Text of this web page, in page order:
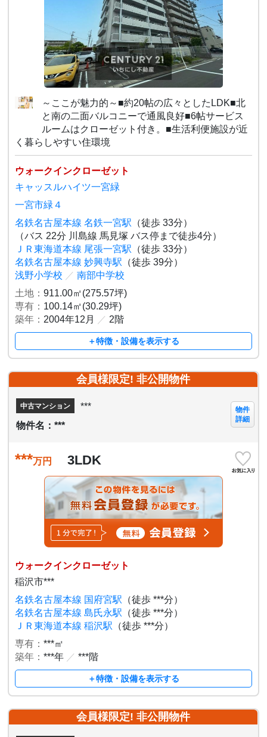
～ここが魅力的～■約20帖の広々としたLDK■北
と南の二面バルコニーで通風良好■6帖サービス
ルームはクローゼット付き。■生活利便施設が近
く暮らしやすい住環境
ウォークインクローゼット
キャッスルハイツ一宮緑
一宮市緑４
名鉄名古屋本線 名鉄一宮駅 （徒歩 33分）
（バス 22分 川島線 馬見塚 バス停まで徒歩4分）
ＪＲ東海道本線 尾張一宮駅 （徒歩 33分）
名鉄名古屋本線 妙興寺駅 （徒歩 39分）
浅野小学校 ／ 南部中学校
土地：911.00㎡(275.57坪)
専有： 100.14㎡(30.29坪)
築年： 2004年12月 ／ 2階
＋特徴・設備を表示する
会員様限定! 非公開物件
中古マンション
***
物件名：***
物件
詳細
***万円 3LDK
ウォークインクローゼット
稲沢市***
名鉄名古屋本線 国府宮駅 （徒歩 ***分）
名鉄名古屋本線 島氏永駅 （徒歩 ***分）
ＪＲ東海道本線 稲沢駅 （徒歩 ***分）
専有：***㎡
築年：***年 ／ ***階
＋特徴・設備を表示する
会員様限定! 非公開物件